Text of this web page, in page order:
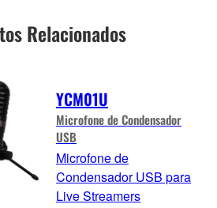
Relacionados
YCM01U
Microfone de Condensador
USB
Microfone de
Condensador USB para
Live Streamers